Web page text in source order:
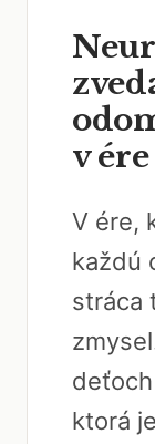
v
V ére,
každú
stráca
ktorá